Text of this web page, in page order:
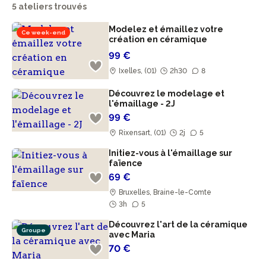
Accessible PMR
5 ateliers trouvés
Ce week-end
Modelez et émaillez votre
création en céramique
99 €
Ixelles, (01) 2h30 8
Découvrez le modelage et
l'émaillage - 2J
99 €
Rixensart, (01) 2j 5
Initiez-vous à l'émaillage sur
faïence
69 €
Bruxelles, Braine-le-Comte
3h
5
Groupe
Découvrez l'art de la céramique
avec Maria
70 €